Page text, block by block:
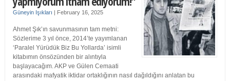
Güneyin Işıkları | February 16, 2025
Ahmet Şık’ın savunmasının tam metni:
Sözlerime 3 yıl önce, 2014’te yayımlanan
‘Paralel Yürüdük Biz Bu Yollarda’ isimli
kitabımın önsözünden bir alıntıyla
başlayacağım. AKP ve Gülen Cemaati
arasındaki mafyatik iktidar ortaklığının nasıl dağıldığını anlatan bu